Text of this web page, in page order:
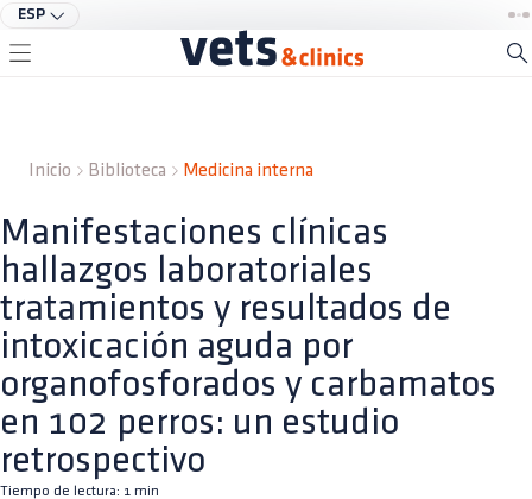
ESP
Inicio Biblioteca Medicina interna
Manifestaciones clínicas
hallazgos laboratoriales
tratamientos y resultados de
intoxicación aguda por
organofosforados y carbamatos
en 102 perros: un estudio
retrospectivo
Tiempo de lectura: 1 min